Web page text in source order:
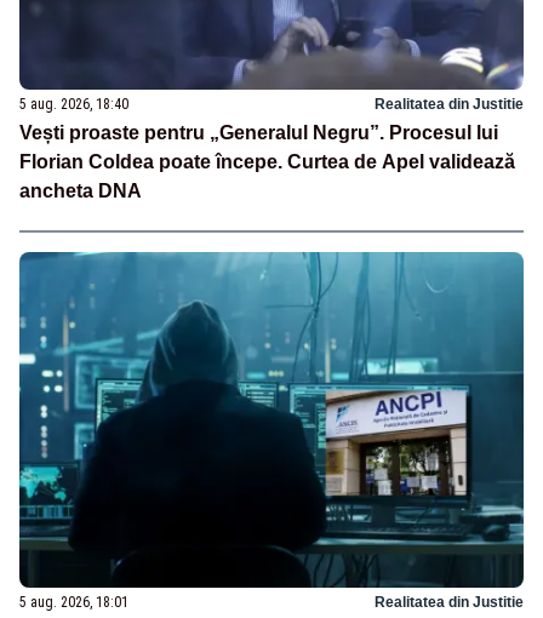
5 aug. 2026, 18:40 Realitatea din Justitie
Vești proaste pentru „Generalul Negru”. Procesul lui
Florian Coldea poate începe. Curtea de Apel validează
ancheta DNA
5 aug. 2026, 18:01 Realitatea din Justitie